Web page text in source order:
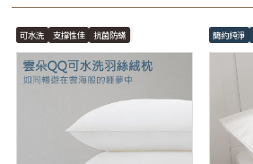
可水洗 支撐性佳 抗菌防蟎 簡約純淨